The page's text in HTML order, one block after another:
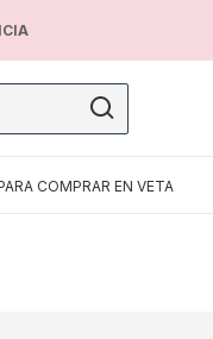
COMPRAR EN VETA